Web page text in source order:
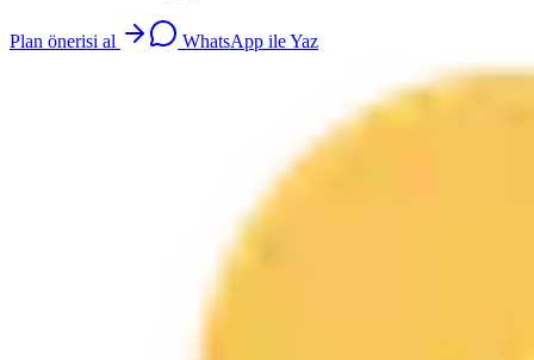
Plan önerisi al WhatsApp ile Yaz